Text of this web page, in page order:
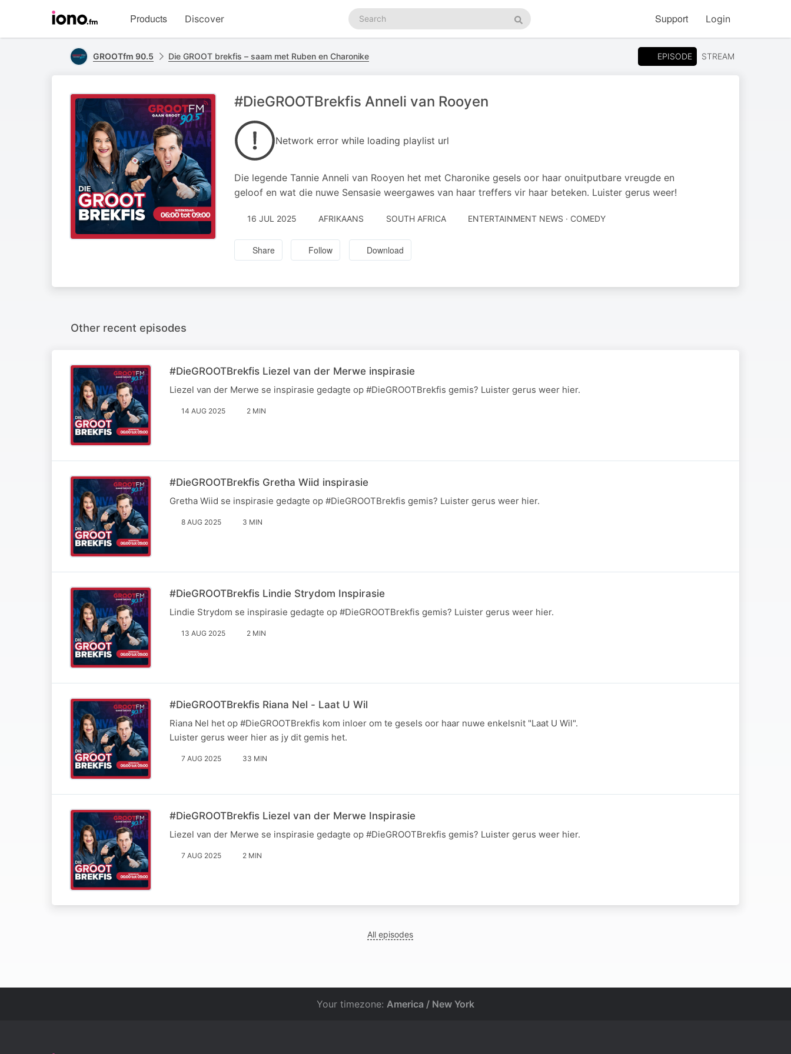
homepage
Products Discover
Search
podcasts
Search
Support Login
GROOTfm 90.5 Die GROOT brekfis – saam met Ruben en Charonike EPISODE STREAM
#DieGROOTBrekfis Anneli van Rooyen
Network error while loading playlist url
Die legende Tannie Anneli van Rooyen het met Charonike gesels oor haar onuitputbare vreugde en
geloof en wat die nuwe Sensasie weergawes van haar treffers vir haar beteken. Luister gerus weer!
16 JUL 2025 AFRIKAANS SOUTH AFRICA ENTERTAINMENT NEWS · COMEDY
Share Follow Download
Other recent episodes
#DieGROOTBrekfis Liezel van der Merwe inspirasie
Liezel van der Merwe se inspirasie gedagte op #DieGROOTBrekfis gemis? Luister gerus weer hier.
14 AUG 2025 2 MIN
#DieGROOTBrekfis Gretha Wiid inspirasie
Gretha Wiid se inspirasie gedagte op #DieGROOTBrekfis gemis? Luister gerus weer hier.
8 AUG 2025 3 MIN
#DieGROOTBrekfis Lindie Strydom Inspirasie
Lindie Strydom se inspirasie gedagte op #DieGROOTBrekfis gemis? Luister gerus weer hier.
13 AUG 2025 2 MIN
#DieGROOTBrekfis Riana Nel - Laat U Wil
Riana Nel het op #DieGROOTBrekfis kom inloer om te gesels oor haar nuwe enkelsnit "Laat U Wil".
Luister gerus weer hier as jy dit gemis het.
7 AUG 2025 33 MIN
#DieGROOTBrekfis Liezel van der Merwe Inspirasie
Liezel van der Merwe se inspirasie gedagte op #DieGROOTBrekfis gemis? Luister gerus weer hier.
7 AUG 2025 2 MIN
All episodes
Your timezone: America / New York